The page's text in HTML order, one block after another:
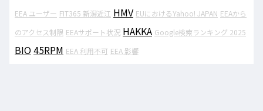
EEA ユーザー FIT365 新潟近江 HMV EUにおけるYahoo! JAPAN EEAから
のアクセス制限 EEAサポート状況 HAKKA Google検索ランキング 2025
BIO45RPM EEA 利用不可 EEA 影響